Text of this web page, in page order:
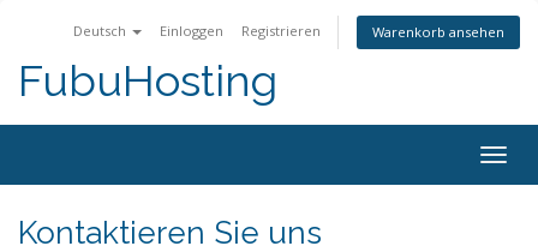
Deutsch Einloggen Registrieren Warenkorb ansehen
FubuHosting
Kontaktieren Sie uns